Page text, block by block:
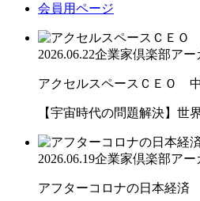
会員用ページ
2026.06.22企業家倶楽部アー
アクセルスペースＣＥＯ
【宇宙時代の問題解決】世
2026.06.19企業家倶楽部アー
アフターコロナの日本経済